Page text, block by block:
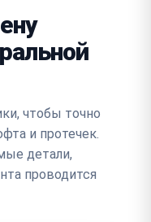
чтобы точно
и протечек.
детали,
проводится